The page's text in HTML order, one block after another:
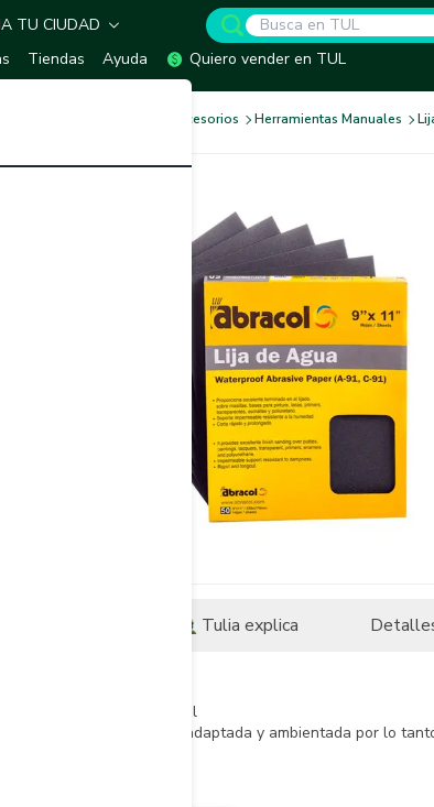
TU CIUDAD
Tiendas Ayuda Quiero vender en TUL
Herramientas, Equipos y Accesorios Herramientas Manuales
Tulia explica
Agua #400 Pliego Abracol
foto de este producto es adaptada y ambientada por lo